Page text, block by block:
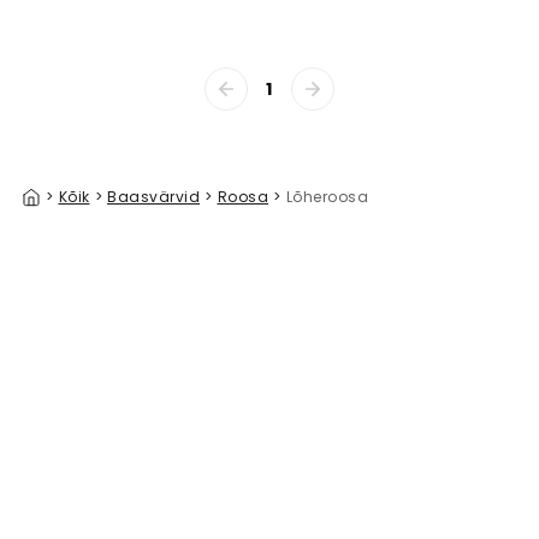
1
> Kõik > Baasvärvid > Roosa > Lõheroosa